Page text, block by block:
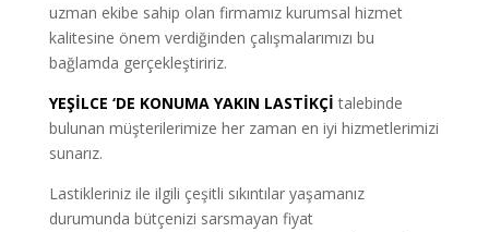
uzman ekibe sahip olan firmamız kurumsal hizmet
kalitesine önem verdiğinden çalışmalarımızı bu
bağlamda gerçekleştiririz.
YEŞİLCE ‘DE KONUMA YAKIN LASTİKÇİ talebinde
bulunan müşterilerimize her zaman en iyi hizmetlerimizi
sunarız.
Lastikleriniz ile ilgili çeşitli sıkıntılar yaşamanız
durumunda bütçenizi sarsmayan fiyat